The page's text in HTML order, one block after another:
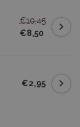
€10,45
€8,50
€2,95